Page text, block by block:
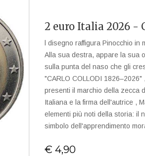
2 euro Italia 2026 -
l disegno raffigura Pinocchio
Alla sua destra, appare la sua
sulla punta del naso che gli
"CARLO COLLODI
presenti il ​​marchio della zecca
Italiana e la firma dell'autrice ,
elementi più noti della storia: il
simbolo dell'apprendimento
€ 4,90